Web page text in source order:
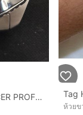
TAG HEUER AQUARACER PROFESSIONAL 300 DATE AUTOMATIC 43 MM
ห้วยข